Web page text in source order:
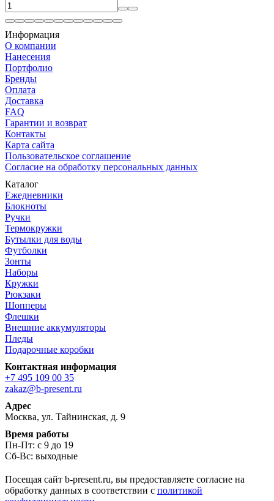
Информация
О компании
Нанесения
Портфолио
Бренды
Оплата
Доставка
FAQ
Гарантии и возврат
Контакты
Карта сайта
Пользовательское соглашение
Согласие на обработку персональных данных
Каталог
Ежедневники
Блокноты
Ручки
Термокружки
Бутылки для воды
Футболки
Зонты
Наборы
Кружки
Рюкзаки
Шопперы
Флешки
Внешние аккумуляторы
Пледы
Подарочные коробки
Контактная информация
+7 495 109 00 35
zakaz@b-present.ru
Адрес
Москва, ул. Тайнинская, д. 9
Время работы
Пн-Пт: с 9 до 19
Сб-Вс: выходные
Посещая сайт b-present.ru, вы предоставляете согласие на
обработку данных в соответствии с политикой